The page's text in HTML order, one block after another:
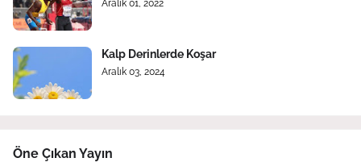
Aralık 01, 2022
Kalp Derinlerde Koşar
Aralık 03, 2024
Öne Çıkan Yayın